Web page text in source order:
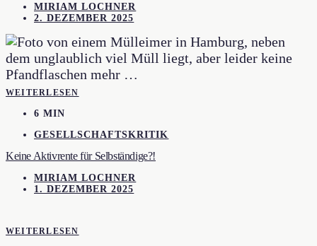
MIRIAM LOCHNER
2. DEZEMBER 2025
WEITERLESEN
6 MIN
GESELLSCHAFTSKRITIK
Keine Aktivrente für Selbständige?!
MIRIAM LOCHNER
1. DEZEMBER 2025
WEITERLESEN